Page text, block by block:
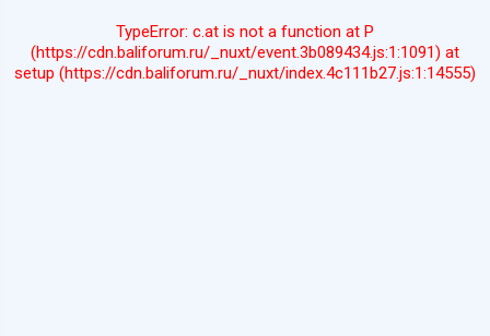
TypeError: c.at is not a function at P
(https://cdn.baliforum.ru/_nuxt/event.3b089434.js:1:1091) at
setup (https://cdn.baliforum.ru/_nuxt/index.4c111b27.js:1:14555)